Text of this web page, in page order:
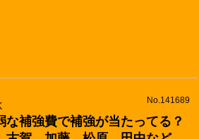
No.141689
な補強費で補強が当たってる？